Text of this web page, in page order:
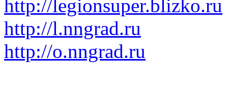
http://legionsuper.blizko.ru
http://l.nngrad.ru
http://o.nngrad.ru